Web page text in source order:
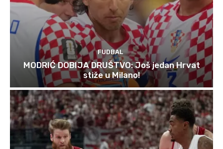
FUDBAL
MODRIĆ DOBIJA DRUŠTVO: Još jedan Hrvat
stiže u Milano!